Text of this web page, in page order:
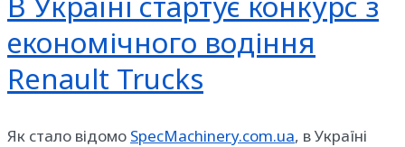
економічного водіння
Renault Trucks
Як стало відомо SpecMachinery.com.ua, в Україні